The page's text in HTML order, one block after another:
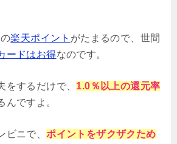
楽天ポイント がたまるので、世間
ードはお得なのです。
をするだけで、 1.0％以上の還元率
んですよ。
ビニで、ポイントをザクザクため